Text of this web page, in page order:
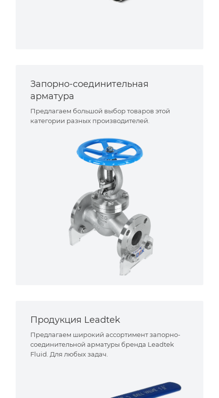
Запорно-соединительная
арматура
Предлагаем большой выбор товаров этой
категории разных производителей.
Продукция Leadtek
Предлагаем широкий ассортимент запорно-
соединительной арматуры бренда Leadtek
Fluid. Для любых задач.